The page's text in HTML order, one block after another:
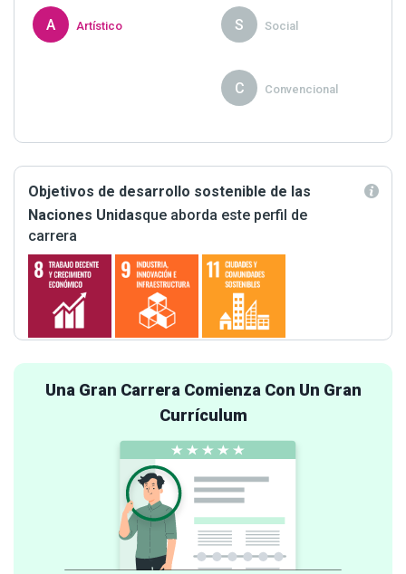
A Artístico S Social
C Convencional
Objetivos de desarrollo sostenible de las
Naciones Unidasque aborda este perfil de
carrera
Una Gran Carrera Comienza Con Un Gran
Currículum